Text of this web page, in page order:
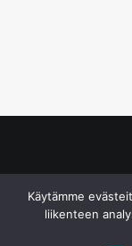
Käytämme
liikenteen